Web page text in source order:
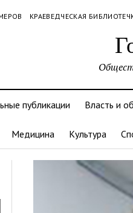
КРАЕВЕДЧЕСКАЯ
публикации Власть и
Медицина Культура